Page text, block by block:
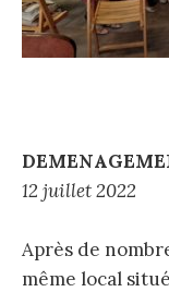
12 juillet 2022
Après de
même local